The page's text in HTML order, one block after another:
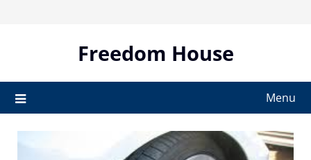
Freedom House
Menu